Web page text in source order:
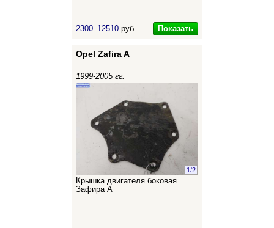
2300–12510 руб. Показать
Opel Zafira A
1999-2005 гг.
1/2
Крышка двигателя боковая
Зафира А